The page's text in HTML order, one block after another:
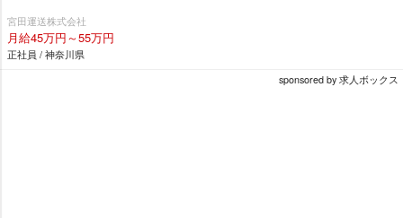
宮田運送株式会社
月給45万円～55万円
正社員 / 神奈川県
sponsored by 求人ボックス